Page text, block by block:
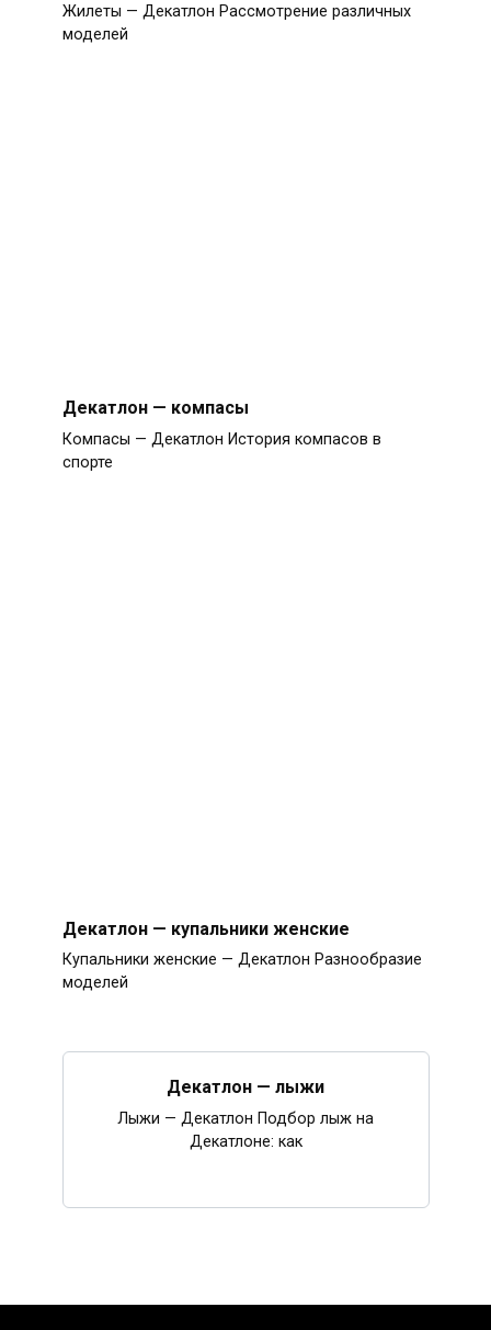
Жилеты — Декатлон Рассмотрение различных
моделей
Декатлон — компасы
Компасы — Декатлон История компасов в
спорте
Декатлон — купальники женские
Купальники женские — Декатлон Разнообразие
моделей
Декатлон — лыжи
Лыжи — Декатлон Подбор лыж на
Декатлоне: как